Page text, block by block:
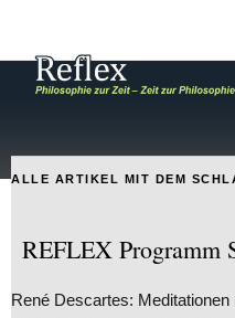
ALLE ARTIKEL MIT DEM
REFLEX Programm
René Descartes: